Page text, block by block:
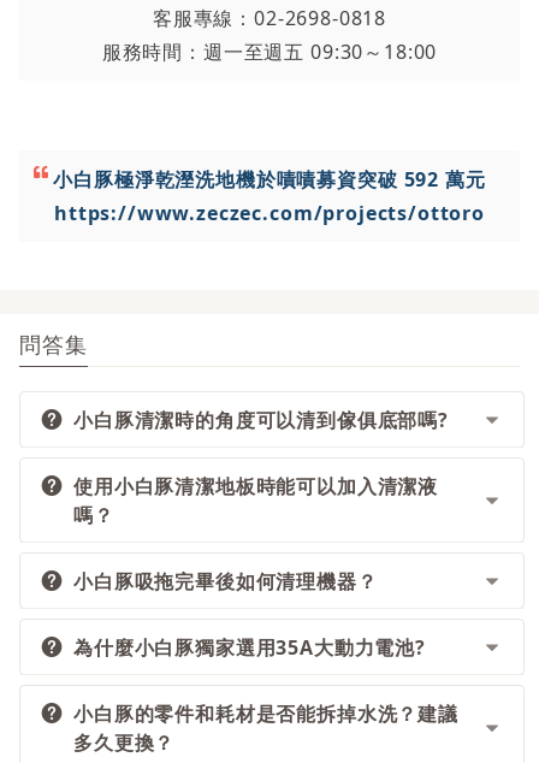
客服專線：02-2698-0818
服務時間：週一至週五 09:30～18:00
小白豚極淨乾溼洗地機於嘖嘖募資突破 592 萬元
https://www.zeczec.com/projects/ottoro
問答集
小白豚清潔時的角度可以清到傢俱底部嗎?
小白豚大約可以往下傾斜低於40度左右，在清理桌
椅下方的邊角區域是可以的。
使用小白豚清潔地板時能可以加入清潔液
嗎？
建議可選擇市售中性無泡沫型的地板清潔劑稀釋後
使用，避免機器損傷。
小白豚吸拖完畢後如何清理機器？
打掃完畢後請將洗拖機放回充電收納底座，啟動[自
清潔]功能。
為什麼小白豚獨家選用35A大動力電池?
為了滿足小白豚的強大吸力和滾刷清潔需求，我們
選用了高達35安培高電流輸出的三星動力電池，相
小白豚的零件和耗材是否能拆掉水洗？建議
多久更換？